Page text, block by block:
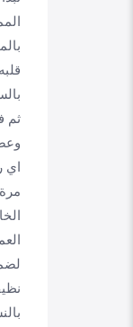
ثم
اي